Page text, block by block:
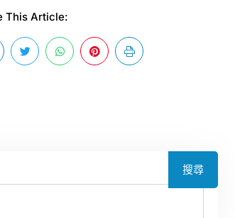
This Article:
搜尋